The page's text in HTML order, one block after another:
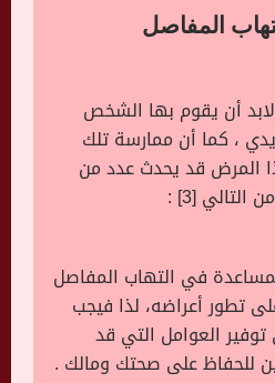
المفاصل
أن يقوم بها الشخص
، كما أن ممارسة تلك
المرض قد يحدث عدد من
التالي [3] :
في التهاب المفاصل
تطور أعراضه، لذا فيجب
العوامل التي قد
للحفاظ على صحتك ومالك .